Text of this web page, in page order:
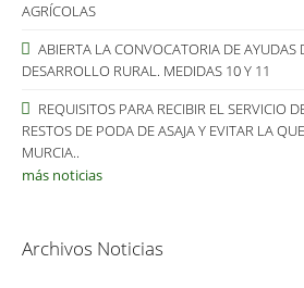
AGRÍCOLAS
ABIERTA LA CONVOCATORIA DE AYUDAS
DESARROLLO RURAL. MEDIDAS 10 Y 11
REQUISITOS PARA RECIBIR EL SERVICIO
RESTOS DE PODA DE ASAJA Y EVITAR LA
MURCIA..
más noticias
Archivos Noticias